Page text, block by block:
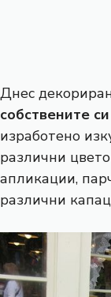
Днес
собствените
изработено
различни
апликации,
различни